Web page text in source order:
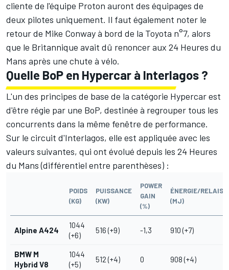
cliente de l'équipe Proton auront des équipages de
deux pilotes uniquement. Il faut également noter le
retour de Mike Conwayà bord de la Toyota n°7, alors
que le Britannique avait dû renoncer aux 24 Heures du
Mans après une chute à vélo.
Quelle BoP en Hypercar à Interlagos ?
L'un des principes de base de la catégorie Hypercar est
d'être régie par une BoP, destinée à regrouper tous les
concurrents dans la même fenêtre de performance.
Sur le circuit d'Interlagos, elle est appliquée avec les
valeurs suivantes, qui ont évolué depuis les 24 Heures
du Mans(différentiel entre parenthèses) :
POIDS
(KG)
PUISSANCE
(KW)
POWER
GAIN
(%)
ÉNERGIE/RELAIS
(MJ)
Alpine A424
1044
(+6)
516 (+9) -1,3 910 (+7)
BMW M
Hybrid V8
1044
(+5)
512 (+4) 0 908 (+4)